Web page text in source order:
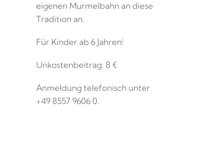
eigenen Murmelbahn an diese
Tradition an.
Für Kinder ab 6 Jahren!
Unkostenbeitrag: 8 €
Anmeldung telefonisch unter
+49 8557 9606 0.